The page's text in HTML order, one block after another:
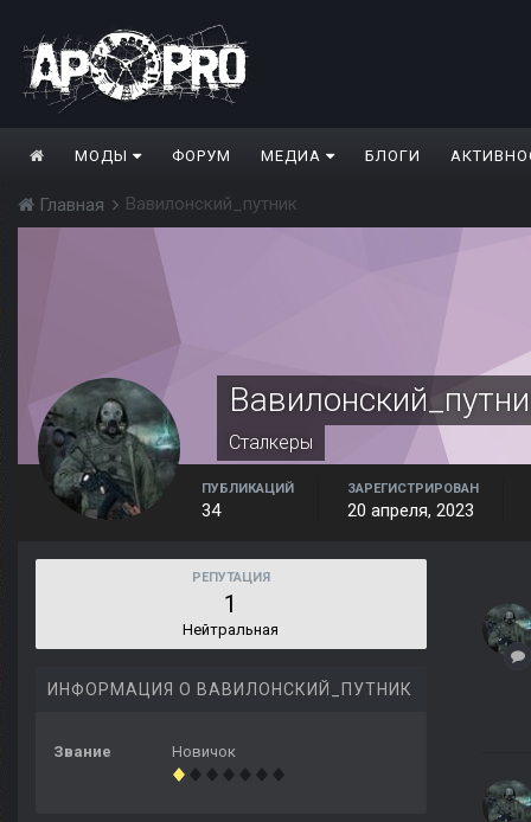
МОДЫ ФОРУМ МЕДИА БЛОГИ
Главная Вавилонский_путник
Сталкеры
ПУБЛИКАЦИЙ
34
ЗАРЕГИСТРИРОВАН
20 апреля, 2023
РЕПУТАЦИЯ
1
Нейтральная
ИНФОРМАЦИЯ О ВАВИЛОНСКИЙ_ПУТНИК
Звание Новичок